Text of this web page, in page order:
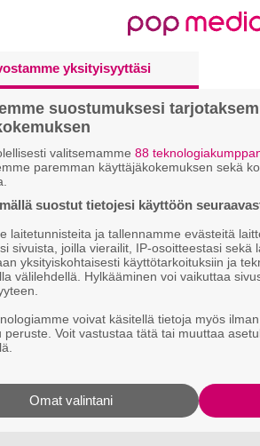
ja paikkoja Ubisoftin pelisarjoista.
Echelon,The
hakkerijoukkio Dedsec, joka
yksityisyyttäsi
suostumuksesi
valitsemamme 88
paremman käyttäjäkokemuksen sekä
suostut tietojesi käyttöön
laitetunnisteita ja tallennamme evästeitä
sivuista, joilla vierailit, IP-osoitteestasi sekä
yksityiskohtaisesti käyttötarkoituksiin ja
välilehdellä. Hylkääminen voi vaikuttaa
voivat käsitellä tietoja myös
peruste. Voit vastustaa tätä tai muuttaa
Omat valintani